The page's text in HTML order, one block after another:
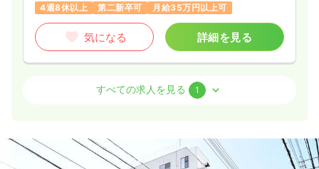
4週8休以上
第二新卒可 月給35万円以上可
気になる 詳細を見る
オペ室(手術室)正・准看護師
給与 24.0〜29.1万円 賞与3.6ヶ月
※一例
すべての求人を見る 1